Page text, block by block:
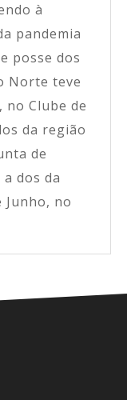
à
pandemia
posse dos
Norte teve
no Clube de
da região
de
dos da
Junho, no